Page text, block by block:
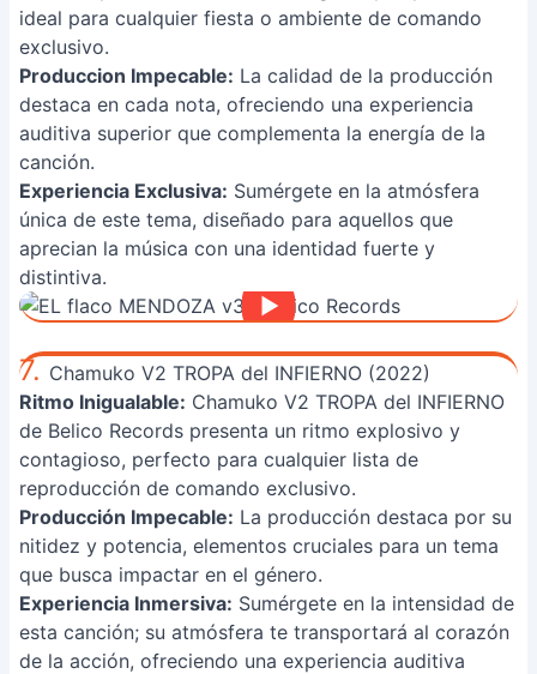
ideal para cualquier fiesta o ambiente de comando
exclusivo.
Produccion Impecable: La calidad de la producción
destaca en cada nota, ofreciendo una experiencia
auditiva superior que complementa la energía de la
canción.
Experiencia Exclusiva: Sumérgete en la atmósfera
única de este tema, diseñado para aquellos que
aprecian la música con una identidad fuerte y
distintiva.
7. Chamuko V2 TROPA del INFIERNO (2022)
Ritmo Inigualable: Chamuko V2 TROPA del INFIERNO
de Belico Records presenta un ritmo explosivo y
contagioso, perfecto para cualquier lista de
reproducción de comando exclusivo.
Producción Impecable: La producción destaca por su
nitidez y potencia, elementos cruciales para un tema
que busca impactar en el género.
Experiencia Inmersiva: Sumérgete en la intensidad de
esta canción; su atmósfera te transportará al corazón
de la acción, ofreciendo una experiencia auditiva